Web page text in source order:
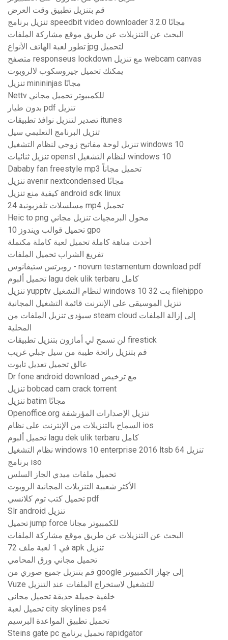
قم بتنزيل تطبيق وقت العرض
تنزيل برنامج speedbit video downloader 3.2.0 مجانًا
البحث عن التنزيلات عن طريق موقع مشاركة الملفات
تطور لعبة الهاتف الأنواع jpg لتحميل
متصفح responseus lockdown مع تنزيل webcam canvas
يمكنك تحميل جيروسكوب لالروبوت
تنزيل minininjas مجانًا
Nettv للكمبيوتر تحميل مجاني
بدون طيار pdf تنزيل
تصدير لتنزيل نوافذ تطبيقات itunes
تنزيل البرنامج التعليمي سيل
تنزيل لوحة مفاتيح زوجي لنظام التشغيل windows 10
تنزيل ثنائيات opensl لنظام التشغيل windows 10
Dababy fan freestyle mp3 تحميل مجاناً
تنزيل avenir nextcondensed مجانًا
كيفية منع تنزيل android sdk linux
24 مسلسلات تلفزيونية mp4 تحميل
Heic to png محول البرمجيات تنزيل مجاني
تحميل قوالب ويندوز 10 gpo
أحدث متاهة كاملة تحميل لعبة كاملة مكتملة
تفريغ الشراب تحميل الملفات
روبرتس ستيفانوس - novum testamentum download pdf
تحميل ألبوم lagu dek ulik terbaru كامل
تنزيل yupptv لنظام التشغيل windows 10 32 بت filehippo
تنزيل الموسيقى على الإنترنت قائمة التشغيل المجانية
سيؤدي تنزيل الملفات من steam cloud إلى إزالة الملفات
المحلية
لن تسمح لي أمازون بتنزيل تطبيقات firestick
قم بتنزيل رائحة طيبة من سيل جبلي غريب
عالق تحميل تعديل تابوت
Dr fone android download مع ترخيص
تنزيل bobcad cam crack torrent
تنزيل batim مجانًا
Openoffice.org تنزيل الإصدارات المؤرشفة
السماح بالتنزيلات من الإنترنت على نظام ios
تحميل ألبوم lagu dek ulik terbaru كامل
نظام التشغيل windows 10 enterprise 2016 ltsb 64 تنزيل
برنامج iso
تحميل ملفات ميدي الجاز السلس
الأكثر شعبية التنزيلات المجانية الروبوت
تحميل كتب توم كلانسي pdf
Slr android تنزيل
تحميل jump force للكمبيوتر مجانا
البحث عن التنزيلات عن طريق موقع مشاركة الملفات
72 في 1 لعبة ملف apk تنزيل
تحميل مجاني ورق المحامي
قم بتنزيل جميع صوري من google إلى جهاز الكمبيوتر
Vuze للتشغيل لاستخراج الملفات عند التنزيل
خلفية جميلة حديقة تحميل مجاني
تحميل لعبة city skylines ps4
تحميل تطبيق المواعدة البرسيم
Steins gate pc تحميل برنامج rapidgator